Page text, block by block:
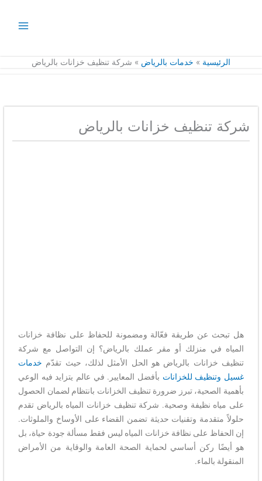
الرئيسية خدمات بالرياض شركة تنظيف خزانات بالرياض
شركة تنظيف خزانات بالرياض
هل تبحث عن طريقة فعّالة ومضمونة للحفاظ على نظافة خزانات
المياه في منزلك أو مقر عملك بالرياض؟ إن التواصل مع شركة
تنظيف خزانات بالرياض هو الحل الأمثل لذلك، حيث تقدّم خدمات
غسيل وتنظيف للخزانات بأفضل المعايير. في عالم يتزايد فيه الوعي
بأهمية الصحية، تبرز ضرورة تنظيف الخزانات بانتظام لضمان الحصول
على مياه نظيفة وصحية. شركة تنظيف خزانات المياه بالرياض تقدم
حلولاً متقدمة وتقنيات حديثة تضمن القضاء على الأوساخ والملوثات.
إن الحفاظ على نظافة خزانات المياه ليس فقط مسألة جودة حياة، بل
هو أيضًا ركن أساسي لحماية الصحة العامة والوقاية من الأمراض
المنقولة بالماء.